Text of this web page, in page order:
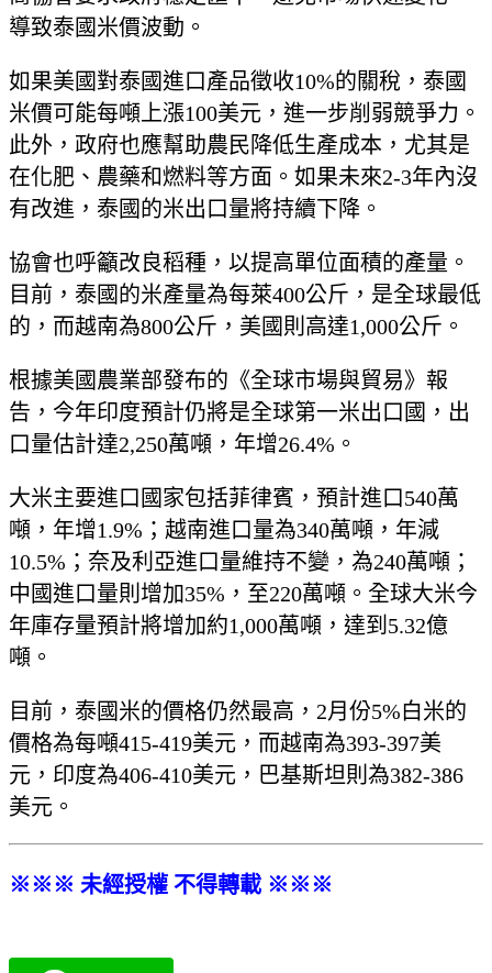
導致泰國米價波動。
如果美國對泰國進口產品徵收10%的關稅，泰國
米價可能每噸上漲100美元，進一步削弱競爭力。
此外，政府也應幫助農民降低生產成本，尤其是
在化肥、農藥和燃料等方面。如果未來2-3年內沒
有改進，泰國的米出口量將持續下降。
協會也呼籲改良稻種，以提高單位面積的產量。
目前，泰國的米產量為每萊400公斤，是全球最低
的，而越南為800公斤，美國則高達1,000公斤。
根據美國農業部發布的《全球市場與貿易》報
告，今年印度預計仍將是全球第一米出口國，出
口量估計達2,250萬噸，年增26.4%。
大米主要進口國家包括菲律賓，預計進口540萬
噸，年增1.9%；越南進口量為340萬噸，年減
10.5%；奈及利亞進口量維持不變，為240萬噸；
中國進口量則增加35%，至220萬噸。全球大米今
年庫存量預計將增加約1,000萬噸，達到5.32億
噸。
目前，泰國米的價格仍然最高，2月份5%白米的
價格為每噸415-419美元，而越南為393-397美
元，印度為406-410美元，巴基斯坦則為382-386
美元。
※※※ 未經授權 不得轉載 ※※※